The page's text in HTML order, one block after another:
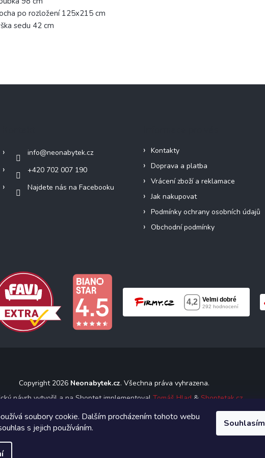
soubory cookie. Dalším procházením tohoto webu
s jejich používáním.
Souhlasím
po rozložení 125x215 cm
sedu 42 cm
info@neonabytek.cz
+420 702 007 190
Najdete nás na Facebooku
Kontakty
Doprava a platba
Vrácení zboží a reklamace
Jak nakupovat
Podmínky ochrany osobních údajů
Obchodní podmínky
Copyright 2026 Neonabytek.cz. Všechna práva vyhrazena.
návrh vytvořil a na Shoptet implementoval Tomáš Hlad & Shoptetak.cz.
Vytvořil Shoptet